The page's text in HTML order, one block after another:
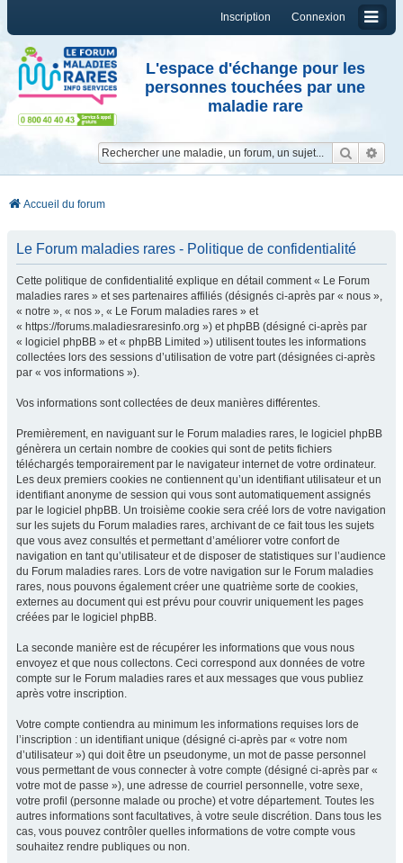
Connexion
Inscription
L'espace d'échange pour les
personnes touchées par une
maladie rare
Accueil du forum
Le Forum maladies rares - Politique de confidentialité
Cette politique de confidentialité explique en détail comment « Le Forum
maladies rares » et ses partenaires affiliés (désignés ci-après par « nous »,
« notre », « nos », « Le Forum maladies rares » et
« https://forums.maladiesraresinfo.org ») et phpBB (désigné ci-après par
« logiciel phpBB » et « phpBB Limited ») utilisent toutes les informations
collectées lors des sessions d’utilisation de votre part (désignées ci-après
par « vos informations »).
Vos informations sont collectées de deux manières différentes.
Premièrement, en naviguant sur le Forum maladies rares, le logiciel phpBB
génèrera un certain nombre de cookies qui sont de petits fichiers
téléchargés temporairement par le navigateur internet de votre ordinateur.
Les deux premiers cookies ne contiennent qu’un identifiant utilisateur et un
identifiant anonyme de session qui vous sont automatiquement assignés
par le logiciel phpBB. Un troisième cookie sera créé lors de votre navigation
sur les sujets du Forum maladies rares, archivant de ce fait tous les sujets
que vous avez consultés et permettant d’améliorer votre confort de
navigation en tant qu’utilisateur et de disposer de statistiques sur l’audience
du Forum maladies rares. Lors de votre navigation sur le Forum maladies
rares, nous pouvons également créer une quatrième sorte de cookies,
externes au document qui est prévu pour couvrir uniquement les pages
créées par le logiciel phpBB.
La seconde manière est de récupérer les informations que vous nous
envoyez et que nous collectons. Ceci correspond aux données de votre
compte sur le Forum maladies rares et aux messages que vous publiez
après votre inscription.
Votre compte contiendra au minimum les informations requises lors de
l’inscription : un identifiant unique (désigné ci-après par « votre nom
d’utilisateur ») qui doit être un pseudonyme, un mot de passe personnel
vous permettant de vous connecter à votre compte (désigné ci-après par «
votre mot de passe »), une adresse de courriel personnelle, votre sexe,
votre profil (personne malade ou proche) et votre département. Toutes les
autres informations sont facultatives, à votre seule discrétion. Dans tous les
cas, vous pouvez contrôler quelles informations de votre compte vous
souhaitez rendre publiques ou non.